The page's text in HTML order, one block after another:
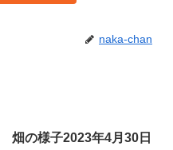
naka-chan
畑の様子2023年4月30日